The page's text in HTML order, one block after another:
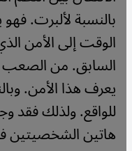
بالنسبة لألبرت.
الوقت إلى الأمن
السابق. من الصعب
يعرف هذا الأمن.
للواقع. ولذلك
هاتين الشخصيتين